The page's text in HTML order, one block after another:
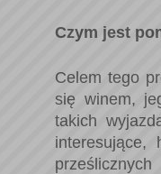
Czym jest
Celem tego
się winem,
takich
interesujące,